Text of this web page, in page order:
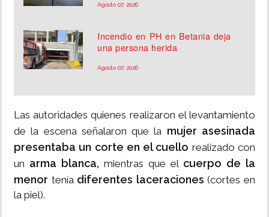
Agosto 07, 2026
Incendio en PH en Betania deja
una persona herida
Agosto 07, 2026
Las autoridades quienes realizaron el levantamiento
de la escena señalaron que la mujer asesinada
presentaba un corte en el cuello realizado con
un arma blanca, mientras que el cuerpo de la
menor tenía diferentes laceraciones (cortes en
la piel).